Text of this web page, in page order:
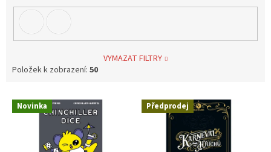
VYMAZAT FILTRY
Položek k zobrazení: 50
V Novinka Předprodej